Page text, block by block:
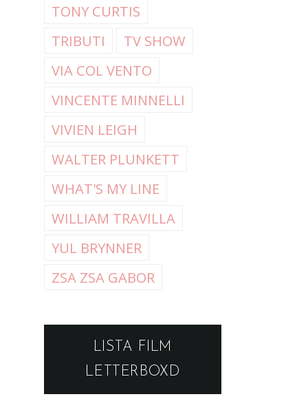
TONY CURTIS
TRIBUTI
TV SHOW
VIA COL VENTO
VINCENTE MINNELLI
VIVIEN LEIGH
WALTER PLUNKETT
WHAT'S MY LINE
WILLIAM TRAVILLA
YUL BRYNNER
ZSA ZSA GABOR
LISTA FILM
LETTERBOXD